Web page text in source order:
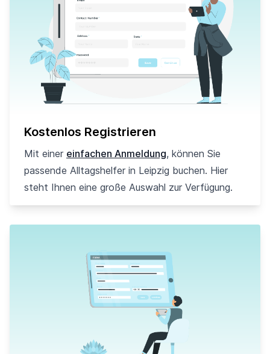
Kostenlos Registrieren
Mit einer einfachen Anmeldung, können Sie
passende Alltagshelfer in Leipzig buchen. Hier
steht Ihnen eine große Auswahl zur Verfügung.